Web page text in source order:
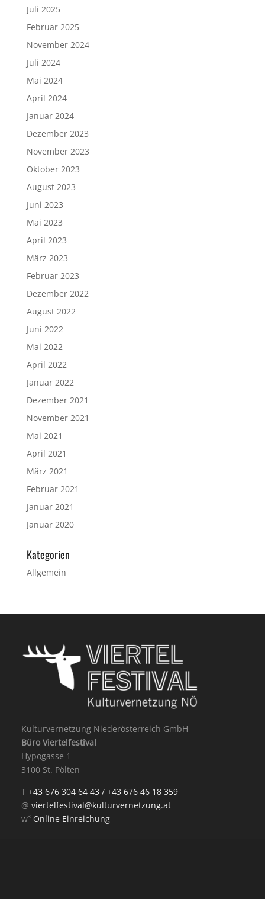
Juli 2025
Februar 2025
November 2024
Juli 2024
Mai 2024
April 2024
Januar 2024
Dezember 2023
November 2023
Oktober 2023
August 2023
Juni 2023
Mai 2023
April 2023
März 2023
Februar 2023
Dezember 2022
August 2022
Juni 2022
Mai 2022
April 2022
Januar 2022
Dezember 2021
November 2021
Mai 2021
April 2021
März 2021
Februar 2021
Januar 2021
Januar 2020
Kategorien
Allgemein
Kulturvernetzung Niederösterreich GmbH
Büro Viertelfestival
Hypogasse 1
3100 St. Pölten
T+43 676 304 64 43 /+43 676 46 18 359
@viertelfestival@kulturvernetzung.at
w³ Online Einreichung